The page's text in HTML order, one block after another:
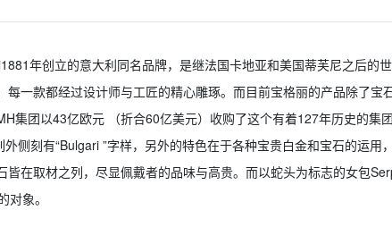
年创立的意大利同名品牌，是继法国卡地亚和美国蒂芙尼之后的
每一款都经过设计师与工匠的精心雕琢。而目前宝格丽的产品除了宝
集团以43亿欧元 （折合60亿美元）收购了这个有着127年历史的集
侧刻有“Bulgari ”字样，另外的特色在于各种宝贵白金和宝石的运用
皆在取材之列，尽显佩戴者的品味与高贵。而以蛇头为标志的女包
象。